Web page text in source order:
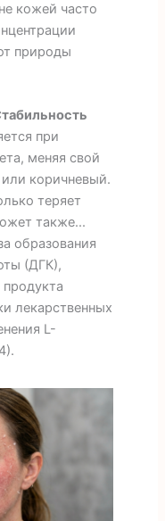
кожей часто
природы
при
меняя свой
коричневый.
теряет
также...
образования
(ДГК),
лекарственных
L-